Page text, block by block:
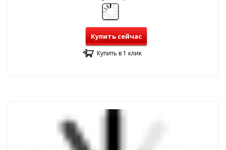
Купить сейчас
Купить в 1 клик